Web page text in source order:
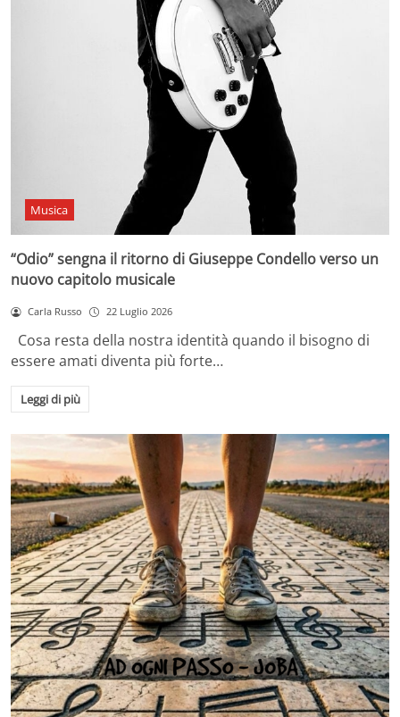
Musica
“Odio” sengna il ritorno di Giuseppe Condello verso un
nuovo capitolo musicale
Carla Russo 22 Luglio 2026
Cosa resta della nostra identità quando il bisogno di
essere amati diventa più forte…
Leggi di più